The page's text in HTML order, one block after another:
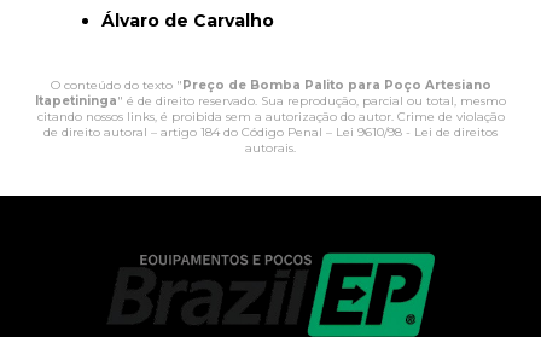
Álvaro de Carvalho
O conteúdo do texto " Preço de Bomba Palito para Poço Artesiano
Itapetininga" é de direito reservado. Sua reprodução, parcial ou total, mesmo
citando nossos links, é proibida sem a autorização do autor. Crime de violação
de direito autoral – artigo 184 do Código Penal – Lei 9610/98 - Lei de direitos
autorais.